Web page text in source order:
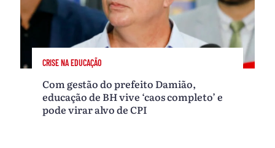
CRISE NA EDUCAÇÃO
Com gestão do prefeito Damião,
educação de BH vive ‘caos completo’ e
pode virar alvo de CPI